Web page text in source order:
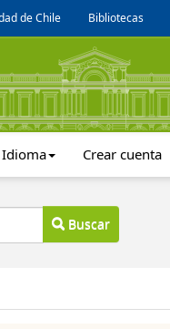
de Chile Bibliotecas
Idioma Crear cuenta
Buscar